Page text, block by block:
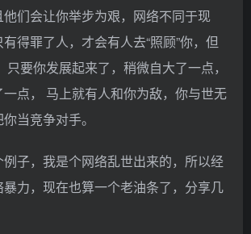
们会让你举步为艰，网络不同于现
得罪了人，才会有人去“照顾”你，但
只要你发展起来了，稍微自大了一点，
点， 马上就有人和你为敌，你与世无
当竞争对手。
子，我是个网络乱世出来的，所以经
力，现在也算一个老油条了，分享几